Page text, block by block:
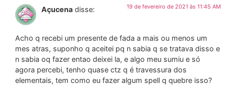
Açucena disse: 19 de fevereiro de 2021 às 11:45 AM
Acho q recebi um presente de fada a mais ou menos um
mes atras, suponho q aceitei pq n sabia q se tratava disso e
n sabia oq fazer entao deixei la, e algo meu sumiu e só
agora percebi, tenho quase ctz q é travessura dos
elementais, tem como eu fazer algum spell q quebre isso?